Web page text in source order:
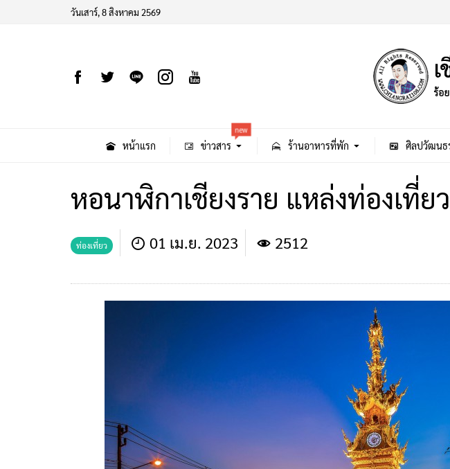
วันเสาร์, 8 สิงหาคม 2569
หน้าแรก ข่าวสาร
new
ร้านอาหารที่พัก ศิลปวัฒนธ
หอนาฬิกาเชียงราย แหล่งท่องเที่ย
ท่องเที่ยว 01 เม.ย. 2023 2512